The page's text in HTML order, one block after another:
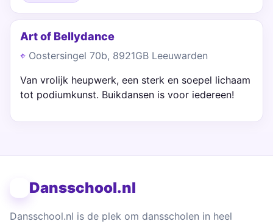
Art of Bellydance
Oostersingel 70b, 8921GB Leeuwarden
Van vrolijk heupwerk, een sterk en soepel lichaam
tot podiumkunst. Buikdansen is voor iedereen!
Dansschool.nl
Dansschool.nl is de plek om dansscholen in heel